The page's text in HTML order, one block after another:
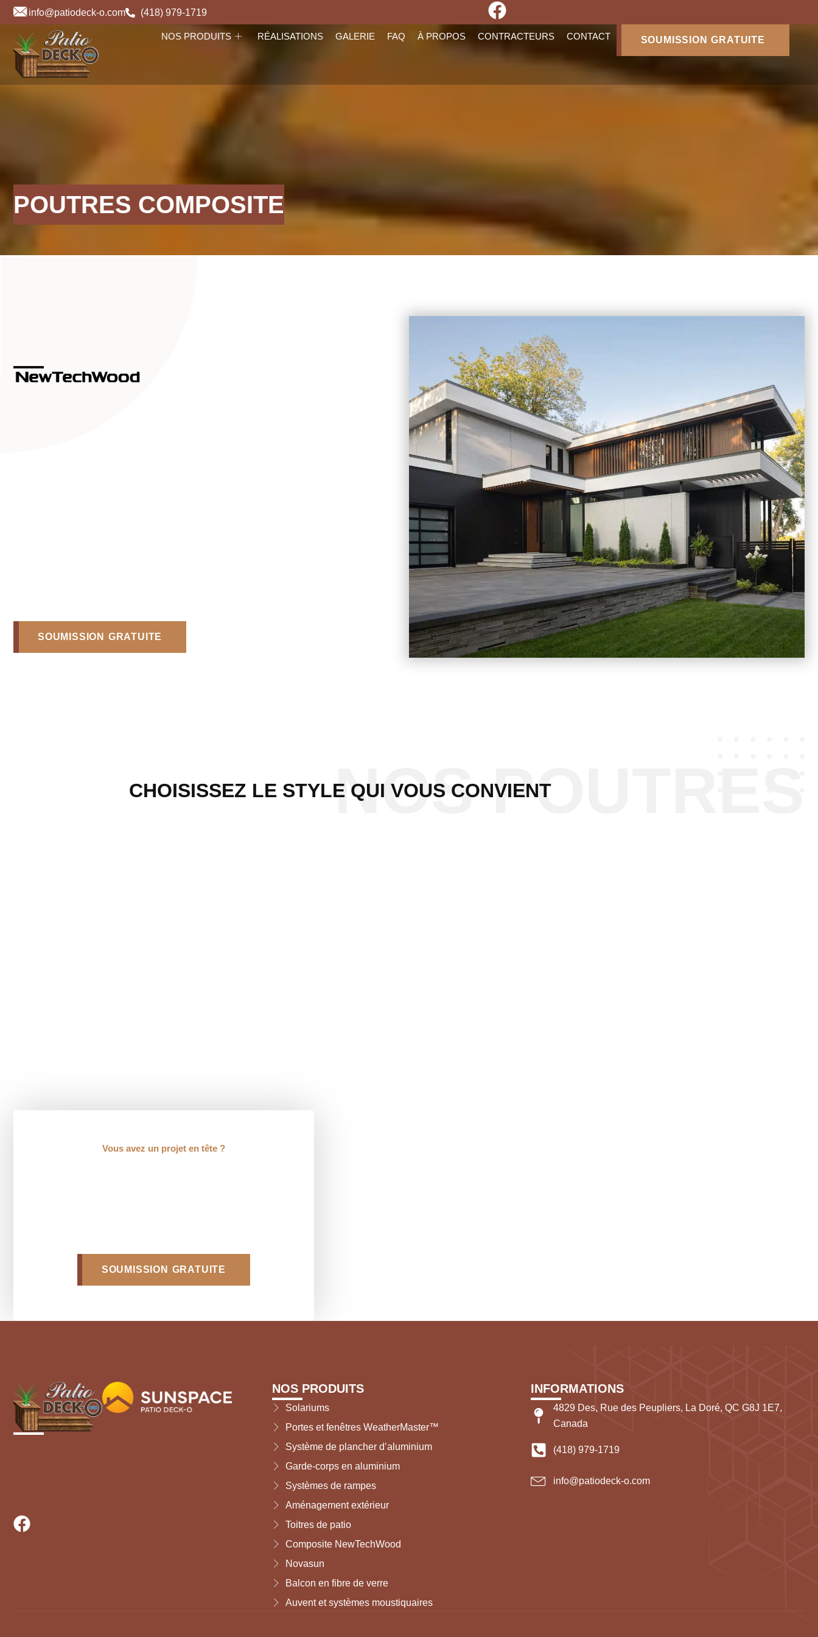
Skip
to
content
info@patiodeck-o.com (418) 979-1719
NOS PRODUITS RÉALISATIONS GALERIE FAQ À PROPOS CONTRACTEURS CONTACT SOUMISSION GRATUITE
POUTRES COMPOSITE
SOUMISSION GRATUITE
NOS POUTRES
CHOISISSEZ LE STYLE QUI VOUS CONVIENT
Vous avez un projet en tête ?
SOUMISSION GRATUITE
NOS PRODUITS
Solariums
Portes et fenêtres WeatherMaster™
Système de plancher d’aluminium
Garde-corps en aluminium
Systèmes de rampes
Aménagement extérieur
Toitres de patio
Composite NewTechWood
Novasun
Balcon en fibre de verre
Auvent et systèmes moustiquaires
INFORMATIONS
4829 Des, Rue des Peupliers, La Doré, QC G8J 1E7,
Canada
(418) 979-1719
info@patiodeck-o.com